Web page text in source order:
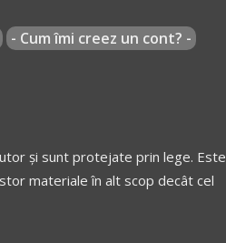
- Cum îmi creez un cont? -
și sunt protejate prin lege. Este
materiale în alt scop decât cel